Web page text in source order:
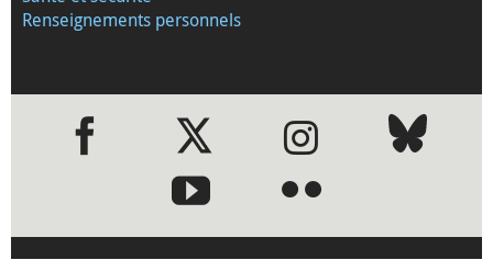
Renseignements personnels
●●